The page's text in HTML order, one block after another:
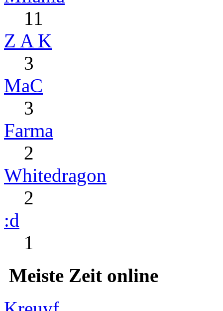
11
Z A K
3
MaC
3
Farma
2
Whitedragon
2
:d
1
Meiste Zeit online